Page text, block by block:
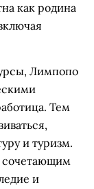
как родина
Лимпопо
Тем
и туризм.
сочетающим
и